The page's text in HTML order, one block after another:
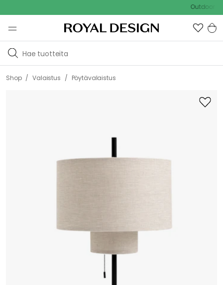
Outdoor Sale
Shop / Valaistus / Pöytävalaistus